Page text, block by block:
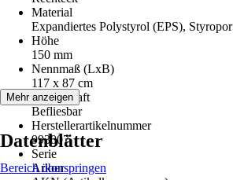
Material
Expandiertes Polystyrol (EPS), Styropor
Höhe
150 mm
Nennmaß (LxB)
117 x 87 cm
Eigenschaft
Befliesbar
Herstellerartikelnummer
993007
Serie
Arkon
Mehr anzeigen
Datenblätter
Bereich überspringen